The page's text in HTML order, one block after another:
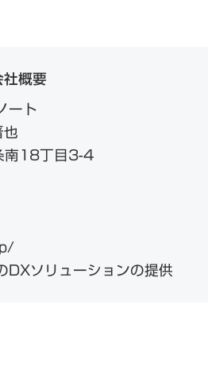
社概要
ート
也
南18丁目3-4
DXソリューションの提供